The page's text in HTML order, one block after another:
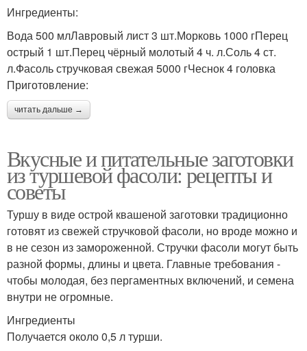
Ингредиенты:
Вода 500 млЛавровый лист 3 шт.Морковь 1000 гПерец
острый 1 шт.Перец чёрный молотый 4 ч. л.Соль 4 ст.
л.Фасоль стручковая свежая 5000 гЧеснок 4 головка
Приготовление:
читать дальше →
Вкусные и питательные заготовки
из туршевой фасоли: рецепты и
советы
Туршу в виде острой квашеной заготовки традиционно
готовят из свежей стручковой фасоли, но вроде можно и
в не сезон из замороженной. Стручки фасоли могут быть
разной формы, длины и цвета. Главные требования -
чтобы молодая, без пергаментных включений, и семена
внутри не огромные.
Ингредиенты
Получается около 0,5 л турши.